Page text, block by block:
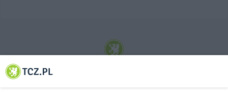
© 2001-2026 Tczew - TCZ.PL Sp. z o.o. Internetowy Serwis Informacyjny Miasta